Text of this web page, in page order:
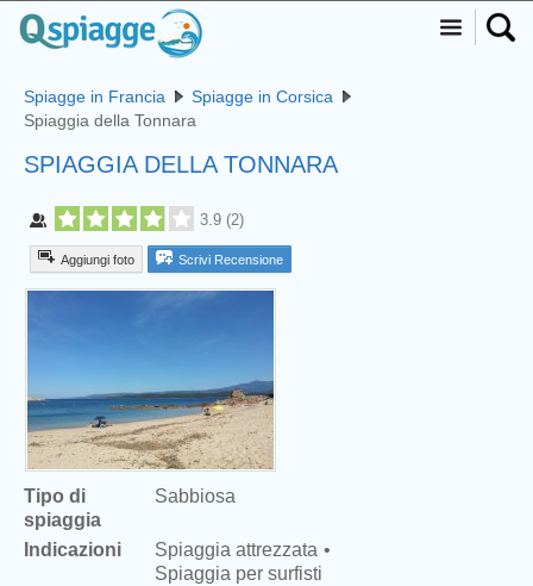
Spiagge in Francia
Spiagge in Corsica
Spiaggia della Tonnara
SPIAGGIA DELLA TONNARA
3.9 (2)
Aggiungi foto Scrivi Recensione
Tipo di
spiaggia
Sabbiosa
Indicazioni
Spiaggia attrezzata
Spiaggia per surfisti